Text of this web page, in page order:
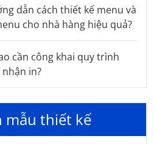
dẫn cách thiết kế menu và
cho nhà hàng hiệu quả?
cần công khai quy trình
in?
mẫu thiết kế